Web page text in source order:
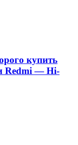
купить
Redmi — Hi-